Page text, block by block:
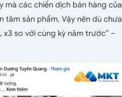
mà các chiến dịch bán hàng của
sản phẩm. Vậy nên dù chưa
so với cùng kỳ năm trước” –